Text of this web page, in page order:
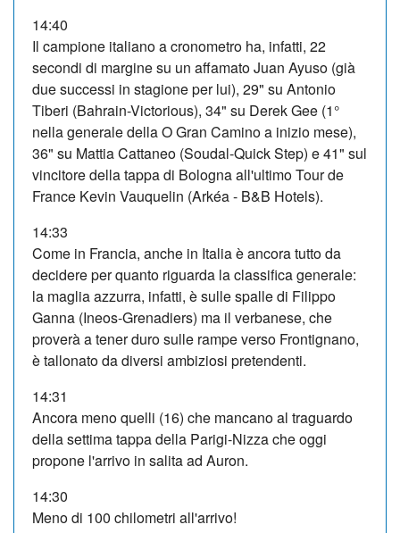
14:40
Il campione italiano a cronometro ha, infatti, 22
secondi di margine su un affamato Juan Ayuso (già
due successi in stagione per lui), 29" su Antonio
Tiberi (Bahrain-Victorious), 34" su Derek Gee (1°
nella generale della O Gran Camino a inizio mese),
36" su Mattia Cattaneo (Soudal-Quick Step) e 41" sul
vincitore della tappa di Bologna all'ultimo Tour de
France Kevin Vauquelin (Arkéa - B&B Hotels).
14:33
Come in Francia, anche in Italia è ancora tutto da
decidere per quanto riguarda la classifica generale:
la maglia azzurra, infatti, è sulle spalle di Filippo
Ganna (Ineos-Grenadiers) ma il verbanese, che
proverà a tener duro sulle rampe verso Frontignano,
è tallonato da diversi ambiziosi pretendenti.
14:31
Ancora meno quelli (16) che mancano al traguardo
della settima tappa della Parigi-Nizza che oggi
propone l'arrivo in salita ad Auron.
14:30
Meno di 100 chilometri all'arrivo!